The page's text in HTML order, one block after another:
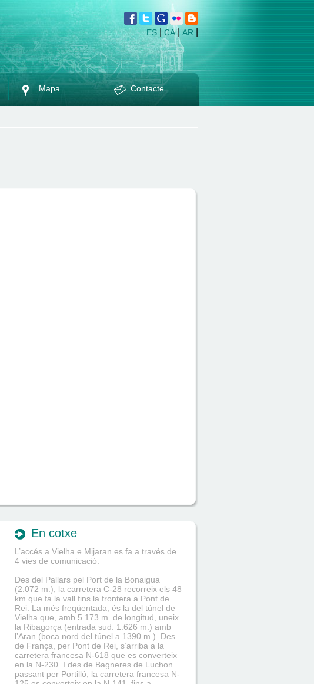
ES CA | AR
Mapa Contacte
En cotxe
L’accés a Vielha e Mijaran es fa a través de
4 vies de comunicació:
Des del Pallars pel Port de la Bonaigua
(2.072 m.), la carretera C-28 recorreix els 48
km que fa la vall fins la frontera a Pont de
Rei. La més freqüentada, és la del túnel de
Vielha que, amb 5.173 m. de longitud, uneix
la Ribagorça (entrada sud: 1.626 m.) amb
l’Aran (boca nord del túnel a 1390 m.). Des
de França, per Pont de Rei, s’arriba a la
carretera francesa N-618 que es converteix
en la N-230. I des de Bagneres de Luchon
passant per Portilló, la carretera francesa N-